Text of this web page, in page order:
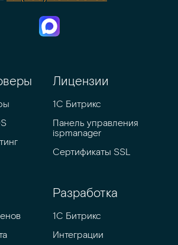
Лицензии
1С Битрикс
Панель управления
ispmanager
Сертификаты SSL
Разработка
1C Битрикс
Интеграции